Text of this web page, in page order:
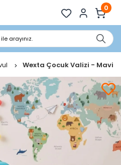
0
arayınız.
Wexta Çocuk Valizi - Mavi